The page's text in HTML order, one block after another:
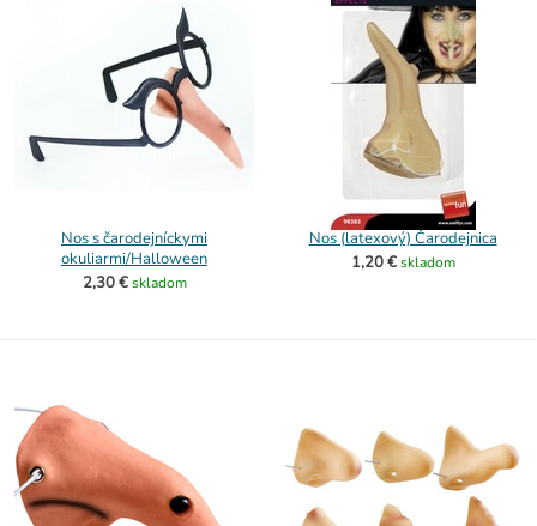
Nos s čarodejníckymi
okuliarmi/Halloween
2,30 € skladom
Nos (latexový) Čarodejnica
1,20 € skladom